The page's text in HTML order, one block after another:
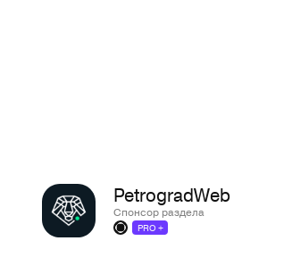
PetrogradWeb
Спонсор раздела
PRO +